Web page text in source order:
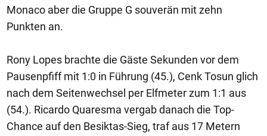
Monaco aber die Gruppe G souverän mit zehn
Punkten an.
Rony Lopes brachte die Gäste Sekunden vor dem
Pausenpfiff mit 1:0 in Führung (45.), Cenk Tosun glich
nach dem Seitenwechsel per Elfmeter zum 1:1 aus
(54.). Ricardo Quaresma vergab danach die Top-
Chance auf den Besiktas-Sieg, traf aus 17 Metern